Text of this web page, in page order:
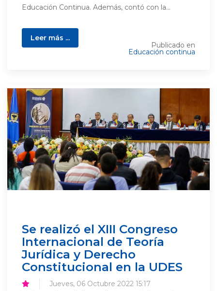
Educación Continua. Además, contó con la...
Leer más ...
Publicado en
Educación continua
Se realizó el XIII Congreso
Internacional de Teoría
Jurídica y Derecho
Constitucional en la UDES
Jueves, 06 Octubre 2022 15:17